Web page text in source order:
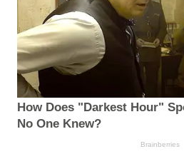
How Does "Darkest Hour"
No One Knew?
Brainberries